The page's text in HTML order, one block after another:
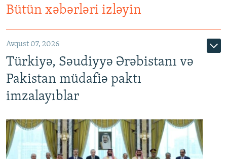
Bütün xəbərləri izləyin
Avqust 07, 2026
Türkiyə, Səudiyyə Ərəbistanı və
Pakistan müdafiə paktı
imzalayıblar